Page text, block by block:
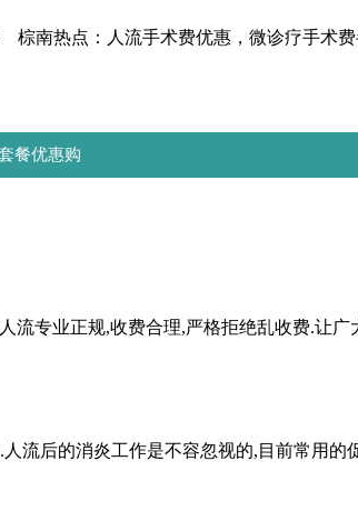
棕南热点：人流手术费优惠，微诊疗手术
餐优惠购
专业正规,收费合理,严格拒绝乱收费.让广
后的消炎工作是不容忽视的,目前常用的